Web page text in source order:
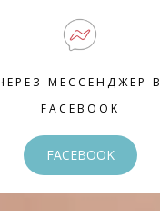
МЕССЕНДЖЕР В
FACEBOOK
FACEBOOK